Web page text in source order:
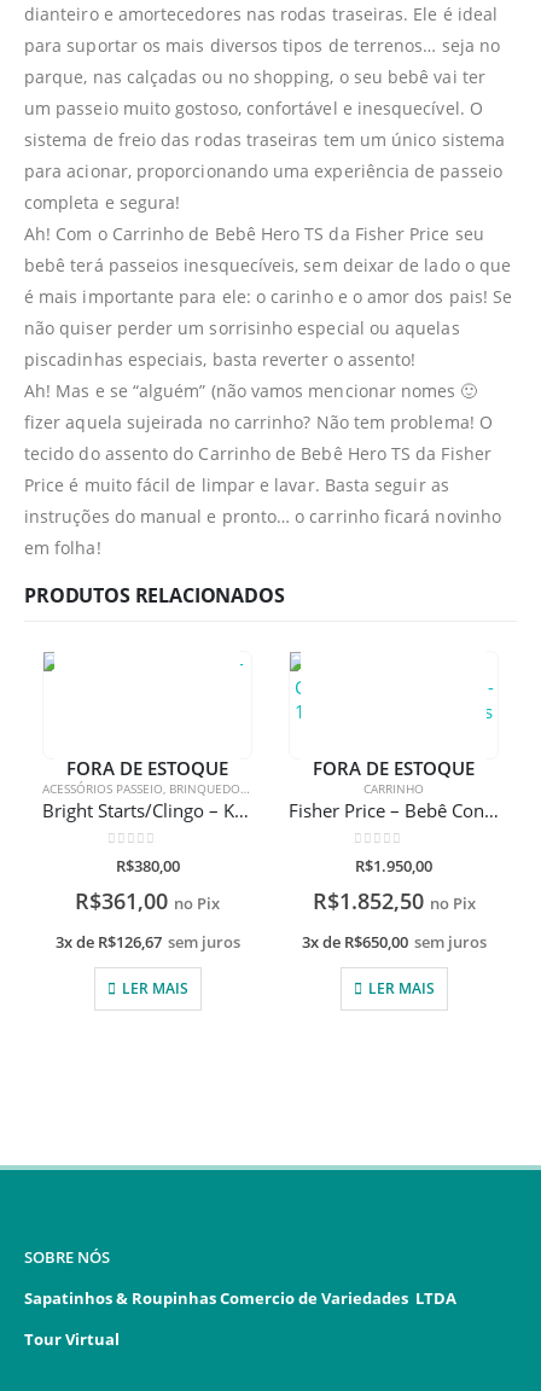
dianteiro e amortecedores nas rodas traseiras. Ele é ideal
para suportar os mais diversos tipos de terrenos… seja no
parque, nas calçadas ou no shopping, o seu bebê vai ter
um passeio muito gostoso, confortável e inesquecível. O
sistema de freio das rodas traseiras tem um único sistema
para acionar, proporcionando uma experiência de passeio
completa e segura!
Ah! Com o Carrinho de Bebê Hero TS da Fisher Price seu
bebê terá passeios inesquecíveis, sem deixar de lado o que
é mais importante para ele: o carinho e o amor dos pais! Se
não quiser perder um sorrisinho especial ou aquelas
piscadinhas especiais, basta reverter o assento!
Ah! Mas e se “alguém” (não vamos mencionar nomes 🙂
fizer aquela sujeirada no carrinho? Não tem problema! O
tecido do assento do Carrinho de Bebê Hero TS da Fisher
Price é muito fácil de limpar e lavar. Basta seguir as
instruções do manual e pronto… o carrinho ficará novinho
em folha!
PRODUTOS RELACIONADOS
FORA DE ESTOQUE
ACESSÓRIOS PASSEIO, BRINQUEDOS , ,PASSEIO
Bright Starts/Clingo – Kit Hora do Passeio
de 5
R$380,00
R$361,00 no Pix
3x de R$126,67 sem juros
LER MAIS
FORA DE ESTOQUE
CARRINHO
Fisher Price – Bebê Conforto Heritage Fix 0-13Kg e Carrinho Moisés Hero 0-15Kg
0de 5
R$1.950,00
R$1.852,50 no Pix
3x de R$650,00 sem juros
LER MAIS
SOBRE NÓS
Sapatinhos & Roupinhas Comercio de Variedades LTDA
Tour Virtual